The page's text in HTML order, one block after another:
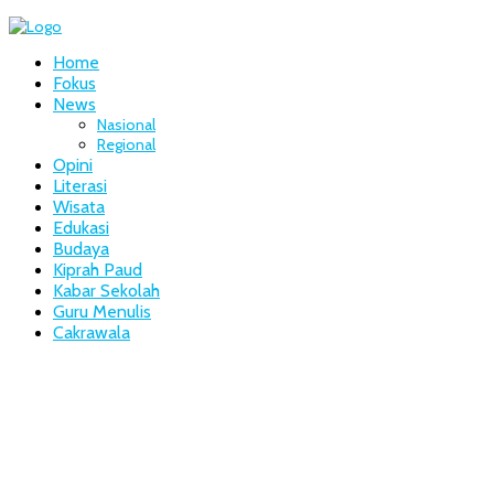
Home
Fokus
News
Nasional
Regional
Opini
Literasi
Wisata
Edukasi
Budaya
Kiprah Paud
Kabar Sekolah
Guru Menulis
Cakrawala